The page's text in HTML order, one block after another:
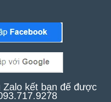
Zalo kết bạn để được